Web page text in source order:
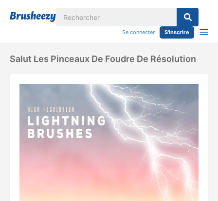
Se connecter S'inscrire
Salut Les Pinceaux De Foudre De Résolution